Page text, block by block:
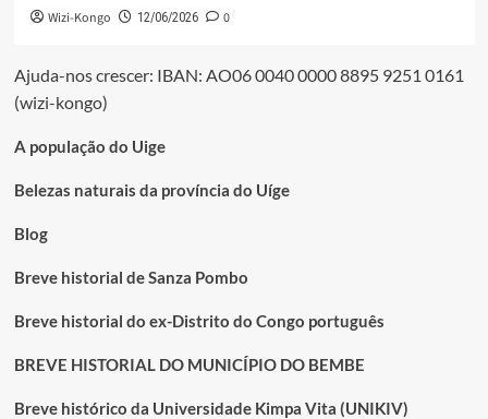
Wizi-Kongo 12/06/2026 0
Ajuda-nos crescer: IBAN: AO06 0040 0000 8895 9251 0161
(wizi-kongo)
A população do Uige
Belezas naturais da província do Uíge
Blog
Breve historial de Sanza Pombo
Breve historial do ex-Distrito do Congo português
BREVE HISTORIAL DO MUNICÍPIO DO BEMBE
Breve histórico da Universidade Kimpa Vita (UNIKIV)